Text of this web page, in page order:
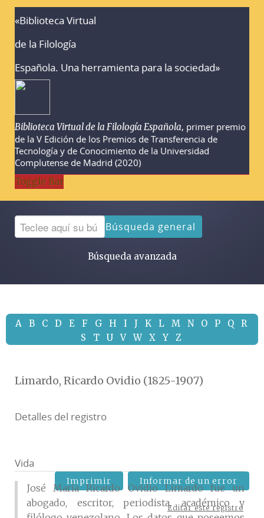
«Biblioteca Virtual
de la Filología
Española. Una herramienta para la sociedad»
Biblioteca Virtual de la Filología Española, primer premio
de la V Edición de los Premios de Transferencia de
Tecnología y de Conocimiento de la Universidad
Complutense de Madrid (2020)
Toggle Bar
Búsqueda general
Búsqueda avanzada
A B C D E F G H I J K L M N O P Q
R
S
T U V W X Y Z
Limardo, Ricardo Ovidio (1825-1907)
Detalles del registro
Vida
José María Ricardo Ovidio Limardo fue un
abogado, escritor, periodista, académico y
Imprimir Informar de un error
Editar este registro